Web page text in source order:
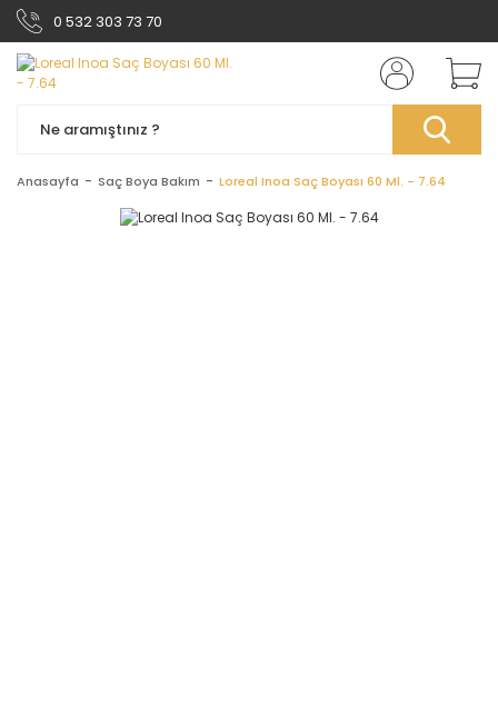
0 532 303 73 70
Anasayfa Saç Boya Bakım Loreal Inoa Saç Boyası 60 Ml. - 7.64